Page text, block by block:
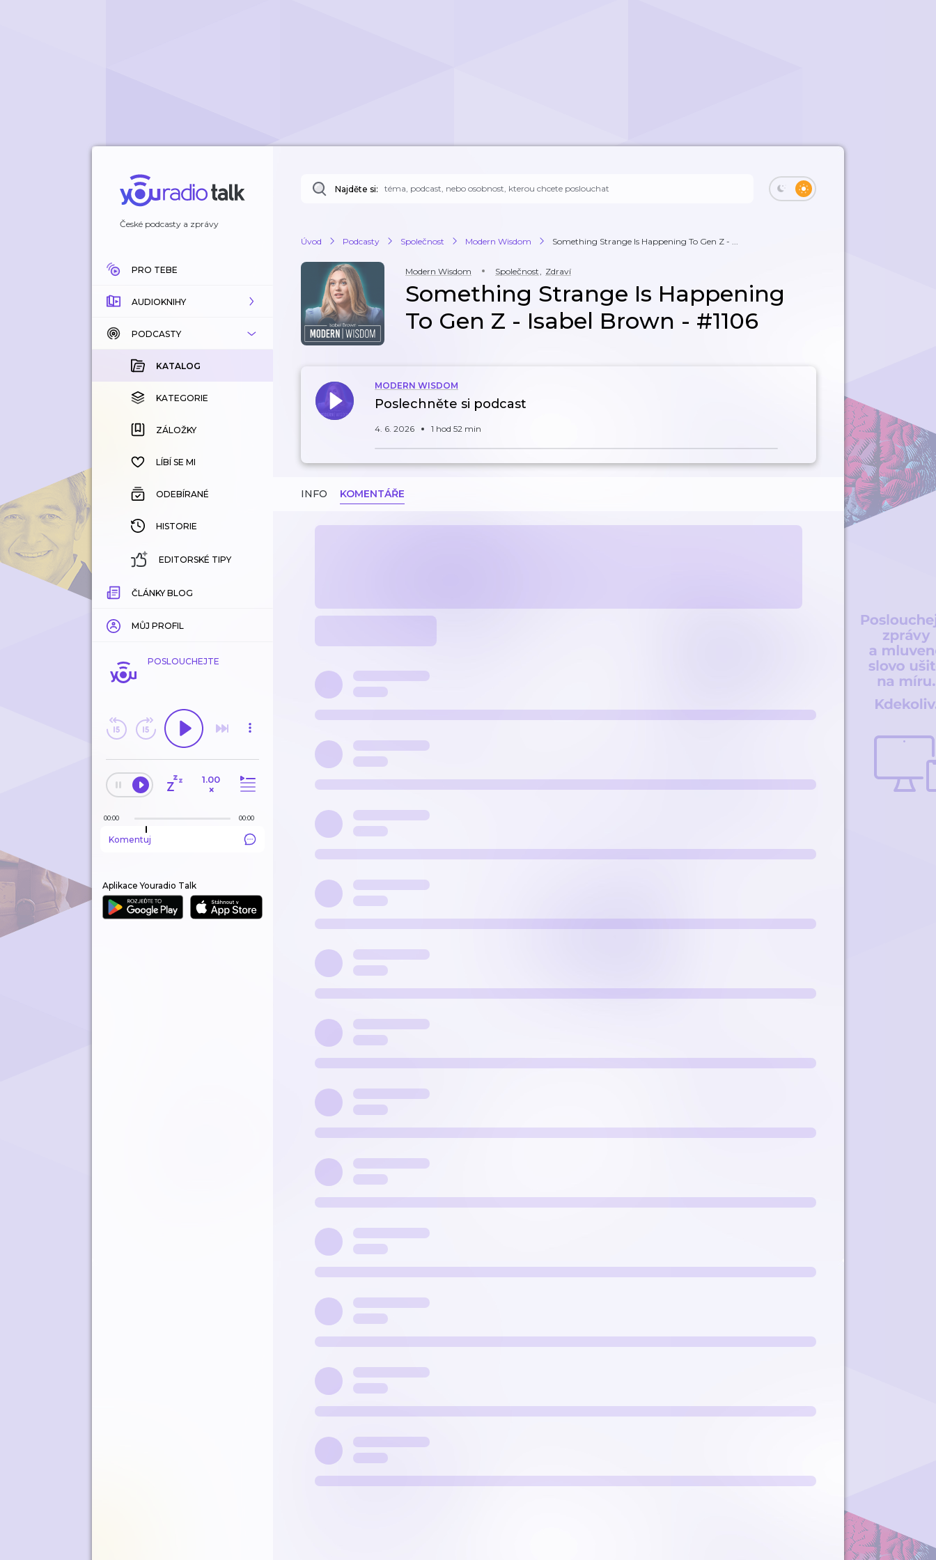
České podcasty a zprávy
PRO TEBE
AUDIOKNIHY
KATALOG
KOUPENÉ
KATEGORIE
ZÁLOŽKY
HISTORIE
PODCASTY
KATALOG
KATEGORIE
ZÁLOŽKY
LÍBÍ SE MI
ODEBÍRANÉ
HISTORIE
EDITORSKÉ TIPY
ČLÁNKY BLOG
MŮJ PROFIL
POSLOUCHEJTE
1.00
×
00:00 00:00
Komentuj
Aplikace Youradio Talk
Najděte si:
Úvod Podcasty Společnost Modern Wisdom Something Strange Is Happening To Gen Z - ...
Modern Wisdom Společnost, Zdraví
Something Strange Is Happening
To Gen Z - Isabel Brown - #1106
MODERN WISDOM
Poslechněte si podcast
4. 6. 2026 1 hod 52 min
INFO KOMENTÁŘE